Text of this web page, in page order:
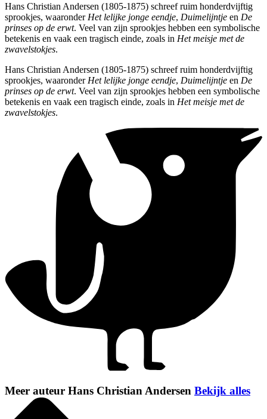
Hans Christian Andersen (1805-1875) schreef ruim honderdvijftig
sprookjes, waaronder Het lelijke jonge eendje, Duimelijntje en De
prinses op de erwt. Veel van zijn sprookjes hebben een symbolische
betekenis en vaak een tragisch einde, zoals in Het meisje met de
zwavelstokjes.
Hans Christian Andersen (1805-1875) schreef ruim honderdvijftig
sprookjes, waaronder Het lelijke jonge eendje, Duimelijntje en De
prinses op de erwt. Veel van zijn sprookjes hebben een symbolische
betekenis en vaak een tragisch einde, zoals in Het meisje met de
zwavelstokjes.
Meer auteur Hans Christian Andersen Bekijk alles